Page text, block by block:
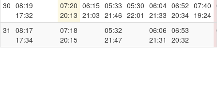
30 08:19
17:32
07:20
20:13
06:15
21:03
05:33
21:46
05:30
22:01
06:04
21:33
06:52
20:34
07:40
19:24
31
08:17
17:34
07:18
20:15
05:32
21:47
06:06
21:31
06:53
20:32